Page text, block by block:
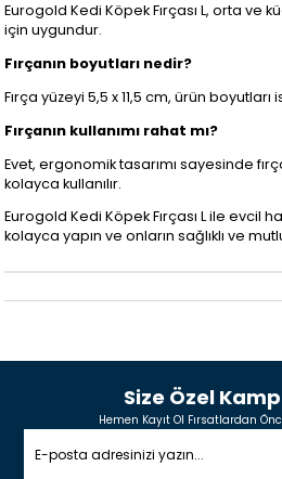
Eurogold Kedi Köpek Fırçası L, orta ve
için uygundur.
Fırçanın boyutları nedir?
Fırça yüzeyi 5,5 x 11,5 cm, ürün boyutları
Fırçanın kullanımı rahat mı?
Evet, ergonomik tasarımı sayesinde
kolayca kullanılır.
Eurogold Kedi Köpek Fırçası L ile evcil
kolayca yapın ve onların sağlıklı ve
Size Özel
Hemen Kayıt Ol Fırsatlardan